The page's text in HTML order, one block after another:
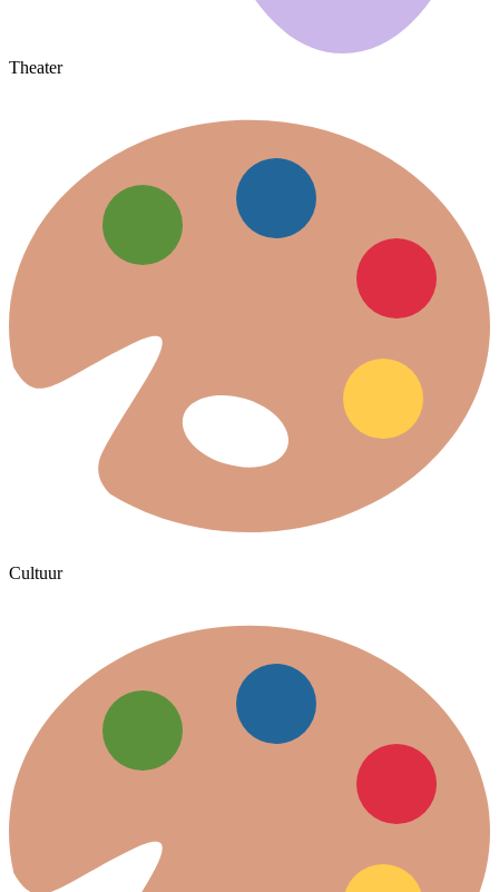
Theater
Cultuur